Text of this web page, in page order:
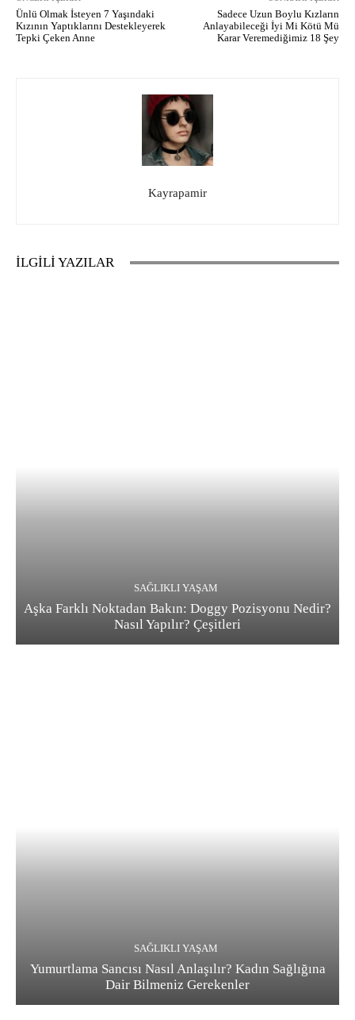
Ünlü Olmak İsteyen 7 Yaşındaki
Kızının Yaptıklarını Destekleyerek
Tepki Çeken Anne
Sadece Uzun Boylu Kızların
Anlayabileceği İyi Mi Kötü Mü
Karar Veremediğimiz 18 Şey
Kayrapamir
İLGİLİ YAZILAR
SAĞLIKLI YAŞAM
Aşka Farklı Noktadan Bakın: Doggy Pozisyonu Nedir?
Nasıl Yapılır? Çeşitleri
SAĞLIKLI YAŞAM
Yumurtlama Sancısı Nasıl Anlaşılır? Kadın Sağlığına
Dair Bilmeniz Gerekenler